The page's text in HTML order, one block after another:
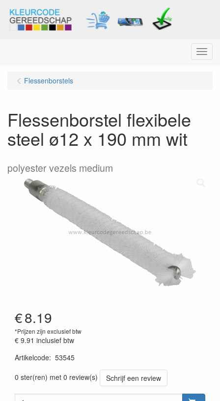
Menu
Flessenborstels
Flessenborstel flexibele
steel ø12 x 190 mm wit
polyester vezels medium
€8.19
*Prijzen zijn exclusief btw
€ 9.91 inclusief btw
Artikelcode: 53545
0 ster(ren) met 0 review(s)
Schrijf een review